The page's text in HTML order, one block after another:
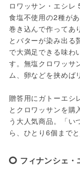
ロワッサン・エシレ
食塩不使用の2種が
巻き込んで作ってあ
とバターが染み出る
で大満足できる味わ
す。無塩クロワッサ
ム、卵などを挟めば
贈答用にガトーエシ
とクロワッサンを購
う大人気商品。「い
ら、ひとり6個まで
フィナンシェ・